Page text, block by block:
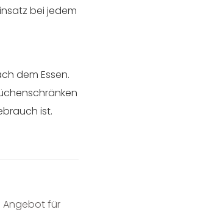
bei jedem
dem Essen.
ist.
Angebot für